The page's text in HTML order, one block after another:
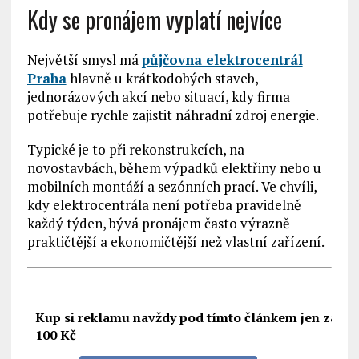
Kdy se pronájem vyplatí nejvíce
Největší smysl mápůjčovna elektrocentrál
Prahahlavně u krátkodobých staveb,
jednorázových akcí nebo situací, kdy firma
potřebuje rychle zajistit náhradní zdroj energie.
Typické je to při rekonstrukcích, na
novostavbách, během výpadků elektřiny nebo u
mobilních montáží a sezónních prací. Ve chvíli,
kdy elektrocentrála není potřeba pravidelně
každý týden, bývá pronájem často výrazně
praktičtější a ekonomičtější než vlastní zařízení.
Kup si reklamu navždy pod tímto článkem jen za
100 Kč